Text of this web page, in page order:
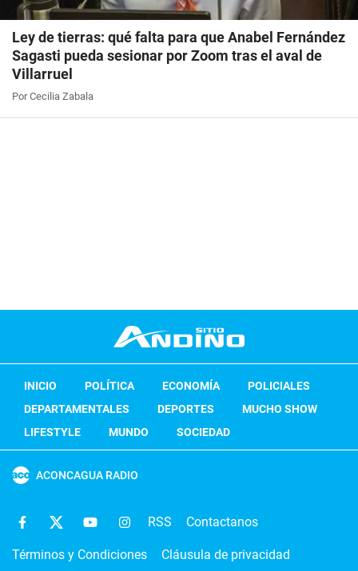
Ley de tierras: qué falta para que Anabel Fernández
Sagasti pueda sesionar por Zoom tras el aval de
Villarruel
Por Cecilia Zabala
INICIO POLÍTICA ECONOMÍA
POLICIALES
DEPARTAMENTALES
DEPORTES
MUCHO SHOW
LIFESTYLE
MUNDO SOCIEDAD
ACONCAGUA RADIO
RSS Contactanos
Términos y Condiciones Cláusula de privacidad